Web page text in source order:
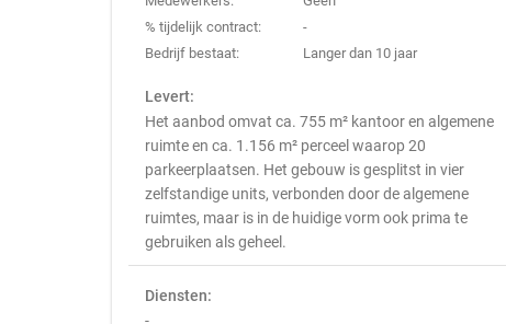
% tijdelijk contract:
-
Bedrijf bestaat:
Langer dan 10 jaar
Levert:
Het aanbod omvat ca. 755 m² kantoor en algemene
ruimte en ca. 1.156 m² perceel waarop 20
parkeerplaatsen. Het gebouw is gesplitst in vier
zelfstandige units, verbonden door de algemene
ruimtes, maar is in de huidige vorm ook prima te
gebruiken als geheel.
Diensten: